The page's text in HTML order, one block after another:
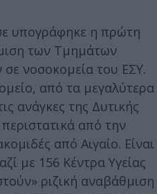
υπογράφηκε η πρώτη
των Τμημάτων
σε νοσοκομεία του ΕΣΥ.
από τα μεγαλύτερα
ανάγκες της Δυτικής
περιστατικά από την
από Αιγαίο. Είναι
με 156 Κέντρα Υγείας
ριζική αναβάθμιση